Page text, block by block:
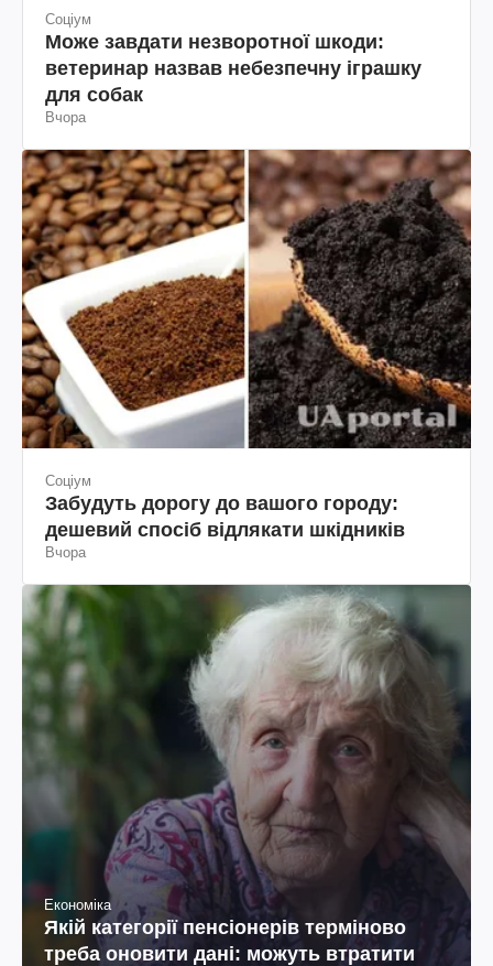
Соціум
Може завдати незворотної шкоди:
ветеринар назвав небезпечну іграшку
для собак
Вчора
Соціум
Забудуть дорогу до вашого городу:
дешевий спосіб відлякати шкідників
Вчора
Економіка
Якій категорії пенсіонерів терміново
треба оновити дані: можуть втратити